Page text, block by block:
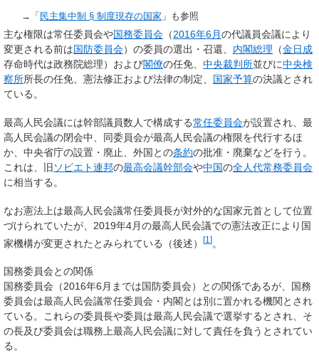
→「 民主集中制 § 制度現存の国家 」も参照
主な権限は常任委員会や国務委員会 （2016年6月の代議員会議により
変更される前は国防委員会）の委員の選出・召還、 内閣総理 （金日成
存命時代は政務院総理）および閣僚の任免、 中央裁判所並びに中央検
察所所長の任免、憲法修正および法律の制定、 国家予算の決議とされ
ている。
最高人民会議には幹部議員数人で構成する常任委員会が設置され、最
高人民会議の閉会中、同委員会が最高人民会議の権限を代行するほ
か、中央省庁の設置・廃止、外国との条約の批准・廃棄などを行う。
これは、旧ソビエト連邦の最高会議幹部会や中国の全人代常務委員会
に相当する。
なお憲法上は最高人民会議常任委員長が対外的な国家元首として位置
づけられていたが、2019年4月の最高人民会議での憲法改正により国
家機構が変更されたとみられている（後述）
[1 ]。
国務委員会との関係
国務委員会（2016年6月までは国防委員会）との関係であるが、国務
委員会は最高人民会議常任委員会・内閣とは別に置かれる機関とされ
ている。これらの委員長や委員は最高人民会議で選挙するとされ、そ
の長及び委員会は職務上最高人民会議に対して責任を負うとされてい
る。